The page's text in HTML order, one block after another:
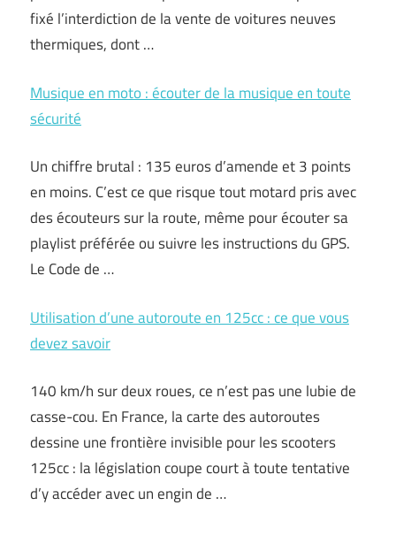
fixé l’interdiction de la vente de voitures neuves
thermiques, dont …
Musique en moto : écouter de la musique en toute
sécurité
Un chiffre brutal : 135 euros d’amende et 3 points
en moins. C’est ce que risque tout motard pris avec
des écouteurs sur la route, même pour écouter sa
playlist préférée ou suivre les instructions du GPS.
Le Code de …
Utilisation d’une autoroute en 125cc : ce que vous
devez savoir
140 km/h sur deux roues, ce n’est pas une lubie de
casse-cou. En France, la carte des autoroutes
dessine une frontière invisible pour les scooters
125cc : la législation coupe court à toute tentative
d’y accéder avec un engin de …